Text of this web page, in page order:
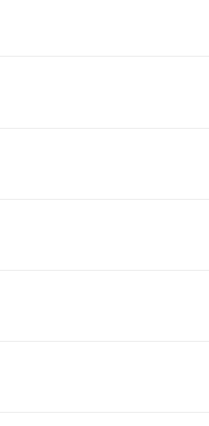
按零的数据直
目的“期末余
据填列。
的数据填列。